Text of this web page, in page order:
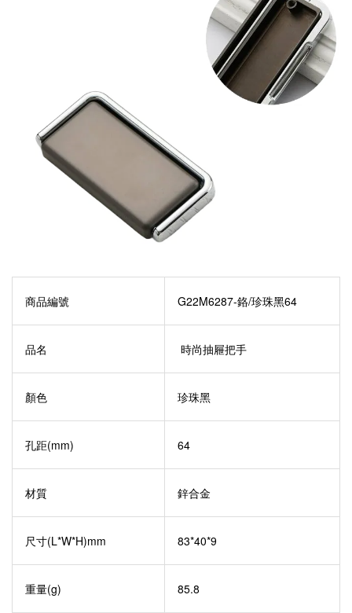
商品編號 G22M6287-鉻/珍珠黑64
品名 時尚抽屜把手
顏色 珍珠黑
孔距(mm) 64
材質 鋅合金
尺寸(L*W*H)mm 83*40*9
重量(g) 85.8